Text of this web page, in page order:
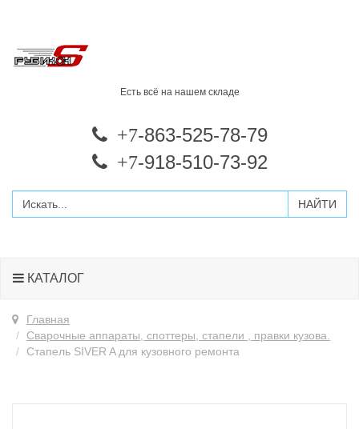
Есть всё на нашем складе
+7-863-525-78-79
+7-918-510-73-92
КАТАЛОГ
Главная
Сварочные аппараты, споттеры, стапели , правки кузова.
Стапель SIVER A для кузовного ремонта